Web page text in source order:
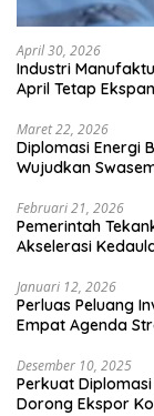
April 30, 2026
Industri
April Tetap
Maret 22, 2026
Diplomasi Energi
Wujudkan
Februari 21, 2026
Pemerintah
Akselerasi
Januari 12, 2026
Perluas Peluang
Empat Agenda
Desember 10, 2025
Perkuat
Dorong Ekspor